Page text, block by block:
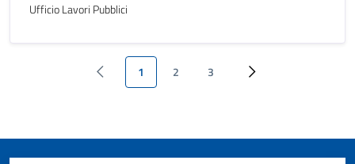
Ufficio Lavori Pubblici
‹ PreviousPagina attuale
1 Page
2 Page
3 ››